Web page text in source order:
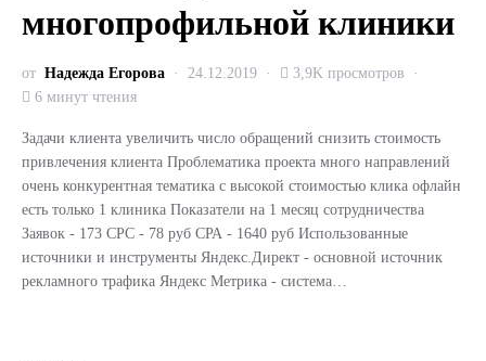
многопрофильной клиники
от Надежда Егорова 24.12.2019
3,9K просмотров
6 минут чтения
Задачи клиента увеличить число обращений снизить стоимость
привлечения клиента Проблематика проекта много направлений
очень конкурентная тематика с высокой стоимостью клика офлайн
есть только 1 клиника Показатели на 1 месяц сотрудничества
Заявок - 173 СРС - 78 руб СРА - 1640 руб Использованные
источники и инструменты Яндекс.Директ - основной источник
рекламного трафика Яндекс Метрика - система…